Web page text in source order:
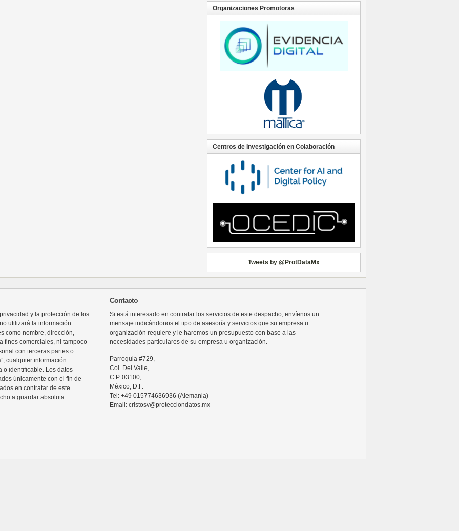
Organizaciones Promotoras
Centros de Investigación en Colaboración
Tweets by @ProtDataMx
y la protección de los
utilizará la información
como nombre, dirección,
fines comerciales, ni tampoco
con terceras partes o
cualquier información
o identificable. Los datos
únicamente con el fin de
en contratar de este
a guardar absoluta
Contacto
Si está interesado en contratar los servicios de este despacho, envíenos un
mensaje indicándonos el tipo de asesoría y servicios que su empresa u
organización requiere y le haremos un presupuesto con base a las
necesidades particulares de su empresa u organización.
Parroquia #729,
Col. Del Valle,
C.P. 03100,
México, D.F.
Tel: +49 015774636936 (Alemania)
Email: cristosv@protecciondatos.mx